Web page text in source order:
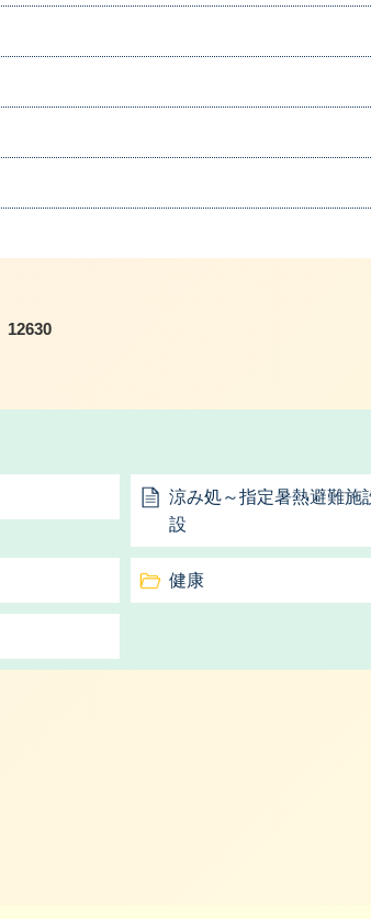
12630
涼み処～指定暑熱避難施
設
健康